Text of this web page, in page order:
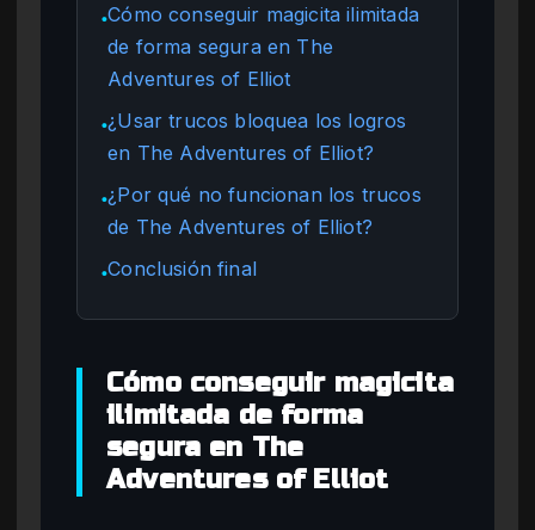
●Cómo conseguir magicita ilimitada
de forma segura en The
Adventures of Elliot
●¿Usar trucos bloquea los logros
en The Adventures of Elliot?
●¿Por qué no funcionan los trucos
de The Adventures of Elliot?
●Conclusión final
Cómo conseguir magicita
ilimitada de forma
segura en The
Adventures of Elliot